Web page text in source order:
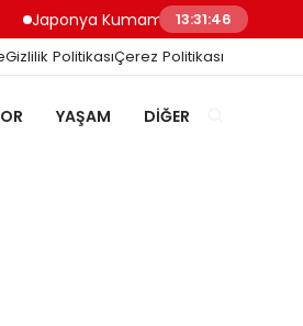
Japonya Kumamoto Depreminde
13:31:47
Gizlilik PolitikasıÇerez Politikası
YAŞAM DIĞER